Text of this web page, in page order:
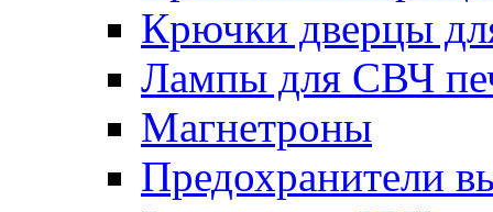
Крючки дверцы
Лампы для СВЧ
Магнетроны
Предохранители